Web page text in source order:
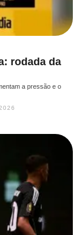
rodada da
a pressão e o